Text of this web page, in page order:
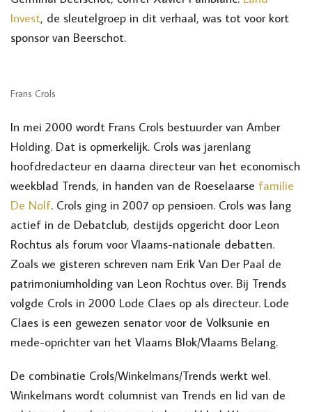
Invest, de sleutelgroep in dit verhaal, was tot voor kort
sponsor van Beerschot.
Frans Crols
In mei 2000 wordt Frans Crols bestuurder van Amber
Holding. Dat is opmerkelijk. Crols was jarenlang
hoofdredacteur en daarna directeur van het economisch
weekblad Trends, in handen van de Roeselaarse familie
De Nolf. Crols ging in 2007 op pensioen. Crols was lang
actief in de Debatclub, destijds opgericht door Leon
Rochtus als forum voor Vlaams-nationale debatten.
Zoals we gisteren schreven nam Erik Van Der Paal de
patrimoniumholding van Leon Rochtus over. Bij Trends
volgde Crols in 2000 Lode Claes op als directeur. Lode
Claes is een gewezen senator voor de Volksunie en
mede-oprichter van het Vlaams Blok/Vlaams Belang.
De combinatie Crols/Winkelmans/Trends werkt wel.
Winkelmans wordt columnist van Trends en lid van de